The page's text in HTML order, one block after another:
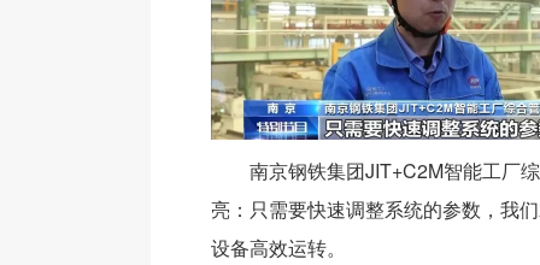
南京钢铁集团JIT+C2M智能工厂
亮：只需要快速调整系统的参数，我
设备高效运转。